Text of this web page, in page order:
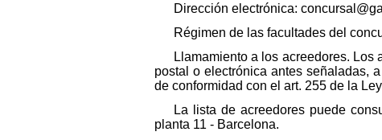
Dirección electrónica:
Régimen de las facultades del
Llamamiento a los acreedores.
postal o electrónica antes señaladas,
de conformidad con el art. 255 de la
La lista de acreedores puede
planta 11 - Barcelona.